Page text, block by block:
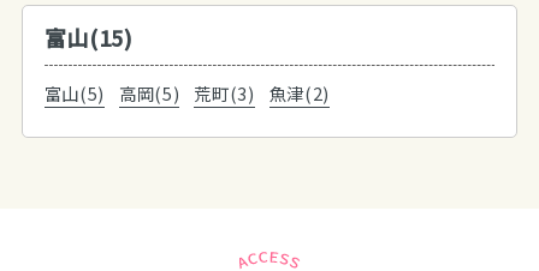
富山(15)
富山(5) 高岡(5) 荒町(3) 魚津(2)